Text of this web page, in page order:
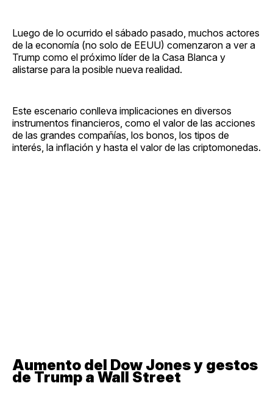
Luego de lo ocurrido el sábado pasado, muchos actores
de la economía (no solo de EEUU) comenzaron a ver a
Trump como el próximo líder de la Casa Blanca y
alistarse para la posible nueva realidad.
Este escenario conlleva implicaciones en diversos
instrumentos financieros, como el valor de las acciones
de las grandes compañías, los bonos, los tipos de
interés, la inflación y hasta el valor de las criptomonedas.
Aumento del Dow Jones y gestos
de Trump a Wall Street